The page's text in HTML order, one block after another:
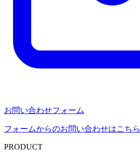
お問い合わせフォーム
フォームからのお問い合わせはこちら
PRODUCT